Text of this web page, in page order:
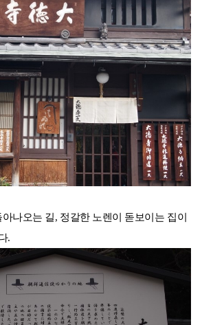
나오는 길, 정갈한 노렌이 돋보이는 집이
.